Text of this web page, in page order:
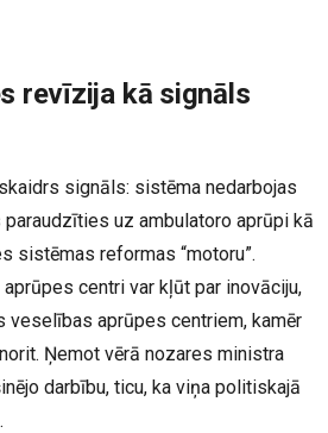
revīzija kā signāls
signāls: sistēma nedarbojas
uz ambulatoro aprūpi kā
sistēmas reformas “motoru”.
centri var kļūt par inovāciju,
veselības aprūpes centriem, kamēr
Ņemot vērā nozares ministra
darbību, ticu, ka viņa politiskajā